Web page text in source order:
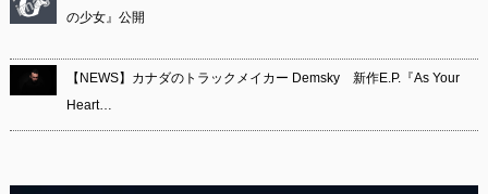
の少女』公開
【NEWS】カナダのトラックメイカー Demsky 新作E.P.『As Your
Heart…